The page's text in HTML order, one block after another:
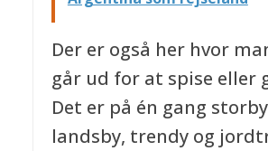
Der er også her hvor
går ud for at spise eller
Det er på én gang
landsby, trendy og